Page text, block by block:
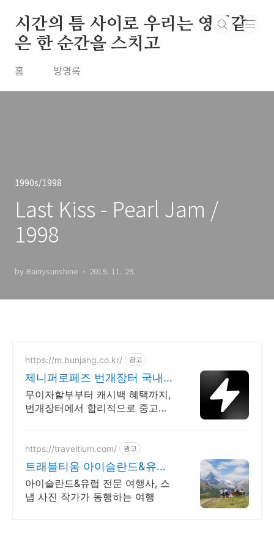
시간의 틈 사이로 우리는 영원같
은 한 순간을 스치고
홈 방명록
1990s/1998
Last Kiss - Pearl Jam /
1998
by Rainysunshine 2019. 11. 29.
https://m.bunjang.co.kr/ 광고
제니퍼로페즈 번개장터 국내
최대 브랜드 중고거래
무이자할부부터 캐시백 혜택까지,
번개장터에서 합리적으로 중고거
상의 신규 상품 업로드
https://traveltium.com/ 광고
트래블티움 아이슬란드&유럽
전문 여행사
아이슬란드&유럽 전문 여행사, 스
냅 사진 작가가 동행하는 여행